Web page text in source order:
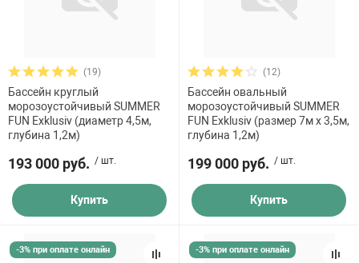
(19)
Бассейн круглый
морозоустойчивый SUMMER
FUN Exklusiv (диаметр 4,5м,
глубина 1,2м)
193 000 руб. / шт.
Купить
(12)
Бассейн овальный
морозоустойчивый SUMMER
FUN Exklusiv (размер 7м х 3,5м,
глубина 1,2м)
199 000 руб. / шт.
Купить
-3% при оплате онлайн -3% при оплате онлайн